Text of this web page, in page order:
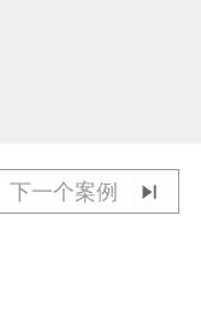
下一个案例